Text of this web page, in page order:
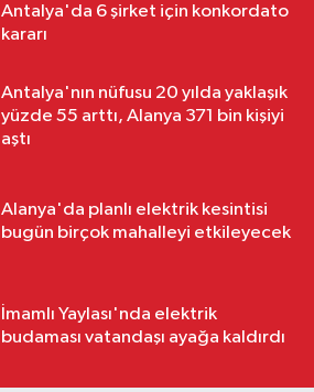
Antalya'da 6 şirket için konkordato
kararı
Antalya'nın nüfusu 20 yılda yaklaşık
yüzde 55 arttı, Alanya 371 bin kişiyi
aştı
Alanya'da planlı elektrik kesintisi
bugün birçok mahalleyi etkileyecek
İmamlı Yaylası'nda elektrik
budaması vatandaşı ayağa kaldırdı